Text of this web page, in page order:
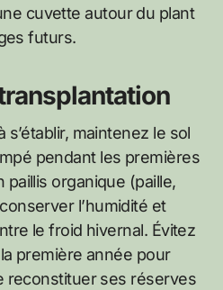
cuvette autour du plant
futurs.
maintenez le sol
pendant les premières
paillis organique (paille,
l’humidité et
le froid hivernal. Évitez
première année pour
reconstituer ses réserves